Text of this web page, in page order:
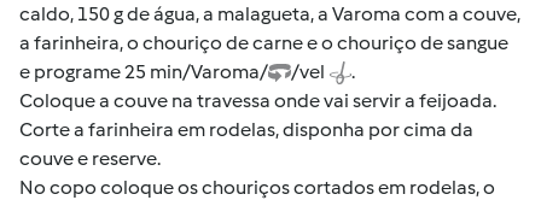
caldo, 150 g de água, a malagueta, a Varoma com a couve,
a farinheira, o chouriço de carne e o chouriço de sangue
e programe 25 min/Varoma/
/vel
.
Coloque a couve na travessa onde vai servir a feijoada.
Corte a farinheira em rodelas, disponha por cima da
couve e reserve.
No copo coloque os chouriços cortados em rodelas, o